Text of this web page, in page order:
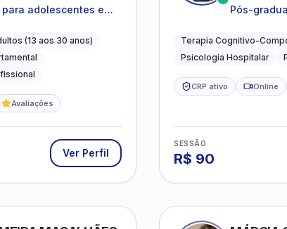
adolescentes e
relações e
(13 aos 30 anos)
Avaliações
Ver Perfil
Pós-
Terapia Cognitivo-
Psicologia Hospitalar
CRP ativo Online
SESSÃO
R$ 90